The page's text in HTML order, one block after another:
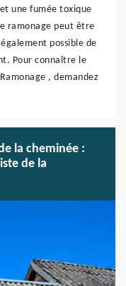
une fumée toxique
ramonage peut être
possible de
Pour connaître le
, demandez
la cheminée :
de la